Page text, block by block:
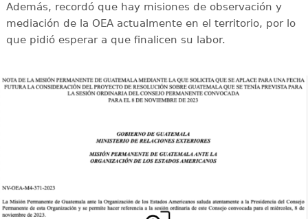
Además, recordó que hay misiones de observación y
mediación de la OEA actualmente en el territorio, por lo
que pidió esperar a que finalicen su labor.